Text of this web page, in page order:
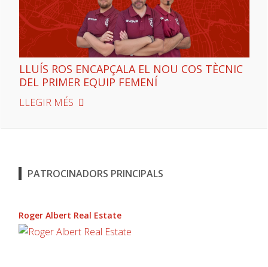
LLUÍS ROS ENCAPÇALA EL NOU COS TÈCNIC
DEL PRIMER EQUIP FEMENÍ
LLEGIR MÉS
PATROCINADORS PRINCIPALS
Roger Albert Real Estate